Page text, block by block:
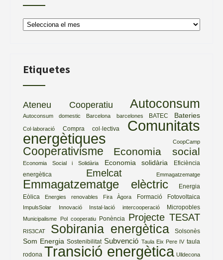
Arxiu
de
Etiquetes
Ateneu Cooperatiu Autoconsum
Autoconsum domestic Barcelona barcelones BATEC Bateries
Col·laboració Compra col·lectiva Comunitats
energètiques CoopCamp
Cooperativisme Economia social
Economia Social i Solidària Economia solidària
Eficiència
energètica
Emelcat Emmagatzematge
Emmagatzematge elèctric
Energia
Eòlica
Energies renovables Fira Àgora Formació Fotovoltaica
ImpulsSolar Innovació Instal·lació intercooperació Micropobles
Municipalisme Pol cooperatiu Ponència Projecte TESAT
RIS3CAT Sobirania energètica Solsonès
Som Energia Sostenibilitat Subvenció Taula Eix Pere IV taula
rodona Transició energètica Ulldecona